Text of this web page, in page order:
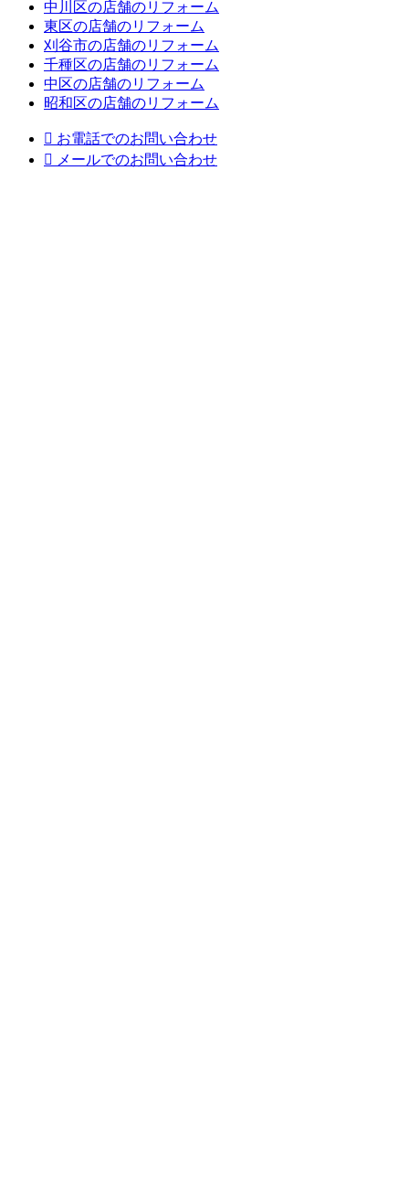
中川区の店舗のリフォーム
東区の店舗のリフォーム
刈谷市の店舗のリフォーム
千種区の店舗のリフォーム
中区の店舗のリフォーム
昭和区の店舗のリフォーム
 お電話でのお問い合わせ
 メールでのお問い合わせ